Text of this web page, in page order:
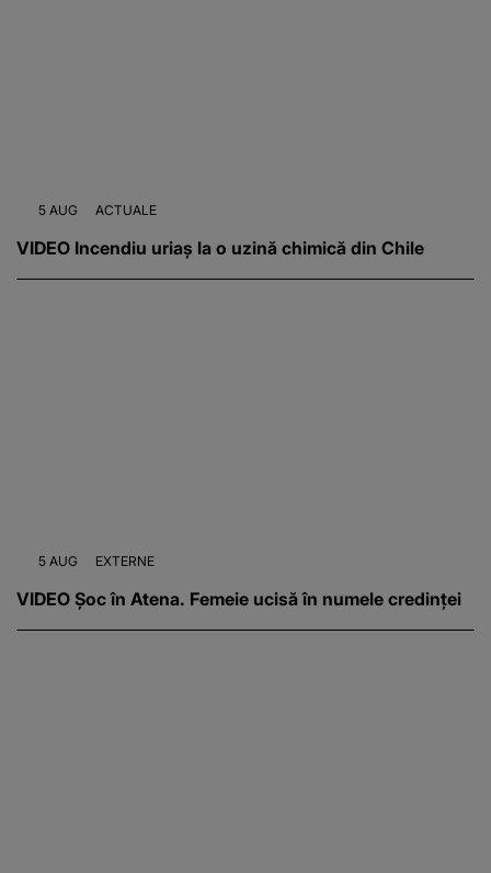
5 AUG ACTUALE
VIDEO Incendiu uriaș la o uzină chimică din Chile
5 AUG EXTERNE
VIDEO Șoc în Atena. Femeie ucisă în numele credinței